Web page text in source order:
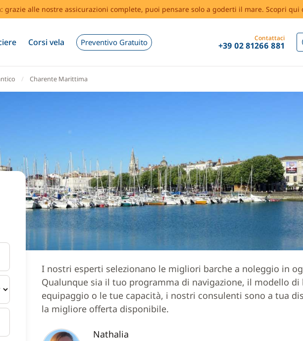
alle nostre assicurazioni complete, puoi pensare solo a goderti il mare. Scopri qui
Corsi vela Preventivo Gratuito Contattaci
+39 02 81266 881
Charente Marittima
I nostri esperti selezionano le migliori barche a noleggio in
Qualunque sia il tuo programma di navigazione, il modello
equipaggio o le tue capacità, i nostri consulenti sono a tua
la migliore offerta disponibile.
Nathalia